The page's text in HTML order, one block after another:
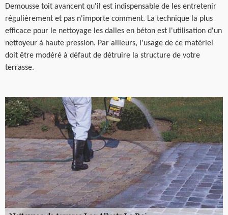
Demousse toit avancent qu'il est indispensable de les entretenir
régulièrement et pas n'importe comment. La technique la plus
efficace pour le nettoyage les dalles en béton est l'utilisation d'un
nettoyeur à haute pression. Par ailleurs, l'usage de ce matériel
doit être modéré à défaut de détruire la structure de votre
terrasse.